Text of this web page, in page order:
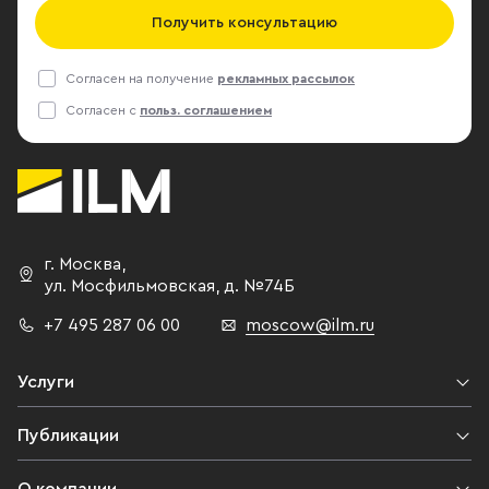
Получить консультацию
Согласен на получение рекламных рассылок
Согласен с польз. соглашением
г. Москва,
ул. Мосфильмовская, д. №74Б
+7 495 287 06 00 moscow@ilm.ru
Услуги
Публикации